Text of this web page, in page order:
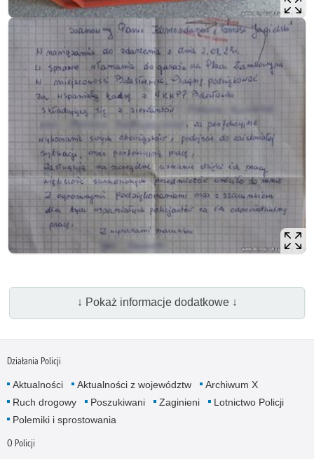
↓ Pokaż informacje dodatkowe ↓
Działania Policji
Aktualności Aktualności z województw
Archiwum X
Ruch drogowy
Poszukiwani Zaginieni
Lotnictwo Policji
Polemiki i sprostowania
O Policji